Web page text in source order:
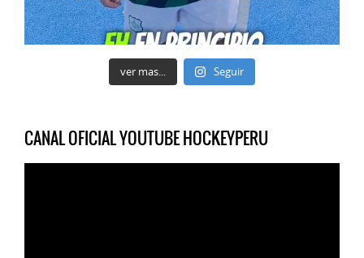
ver mas... Seguir
CANAL OFICIAL YOUTUBE HOCKEYPERU